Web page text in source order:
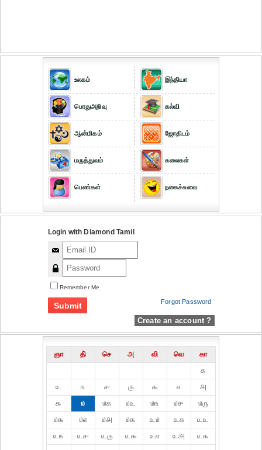
உலகம்
பொதுஅறிவு
ஆன்மிகம்
மருத்துவம்
பெண்கள்
இந்தியா
கல்வி
ஜோதிடம்
கலைகள்
நகைச்சுவை
Login with Diamond Tamil
Remember Me
Forgot Password
Create an account ?
ஞா தி் செ அ வி வெ
கா
௧
௨
௩ ௪ ௫ ௬ ௭
௮
௯
௰ ௰௧ ௰௨ ௰௩ ௰௪
௰௫
௰௬
௰௭ ௰௮ ௰௯ ௨௰ ௨௧
௨௨
௨௩
௨௪ ௨௫ ௨௬ ௨௭ ௨௮
௨௯